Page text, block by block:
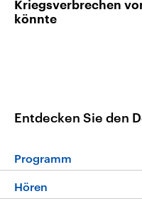
Kriegsverbrechen
könnte
Entdecken Sie den
Programm
Programm
Hören